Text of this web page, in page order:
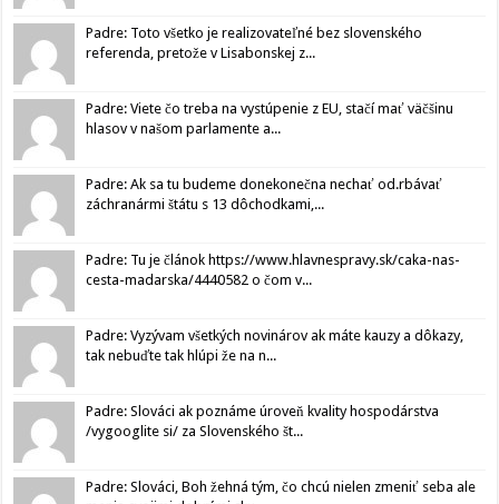
Padre: Toto všetko je realizovateľné bez slovenského
referenda, pretože v Lisabonskej z...
Padre: Viete čo treba na vystúpenie z EU, stačí mať väčšinu
hlasov v našom parlamente a...
Padre: Ak sa tu budeme donekonečna nechať od.rbávať
záchranármi štátu s 13 dôchodkami,...
Padre: Tu je článok https://www.hlavnespravy.sk/caka-nas-
cesta-madarska/4440582 o čom v...
Padre: Vyzývam všetkých novinárov ak máte kauzy a dôkazy,
tak nebuďte tak hlúpi že na n...
Padre: Slováci ak poznáme úroveň kvality hospodárstva
/vygooglite si/ za Slovenského št...
Padre: Slováci, Boh žehná tým, čo chcú nielen zmeniť seba ale